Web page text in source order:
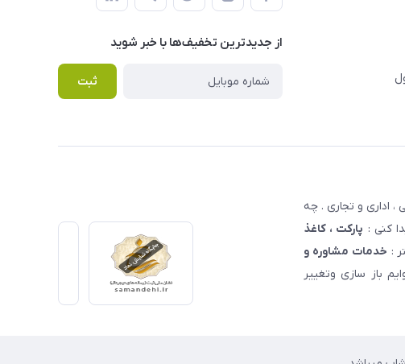
از جدید‌ترین تخفیف‌ها با‌ خبر شوید
ثبت
اداری و تجاری . چه
کنی : پارکت ، کاغذ
: خدمات مشاوره و
باز سازی وتغییر